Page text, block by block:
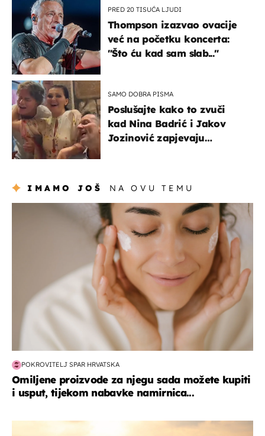
PRED 20 TISUĆA LJUDI
Thompson izazvao ovacije
već na početku koncerta:
"Što ću kad sam slab..."
SAMO DOBRA PISMA
Poslušajte kako to zvuči
kad Nina Badrić i Jakov
Jozinović zapjevaju
IMAMO JOŠ NA OVU TEMU
moda & ljepota
POKROVITELJ SPAR HRVATSKA
Omiljene proizvode za njegu sada možete kupiti
i usput, tijekom nabavke namirnica...